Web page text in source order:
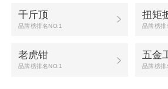
千斤顶
品牌榜排名NO.1
扭矩
品牌榜排
老虎钳
品牌榜排名NO.1
五金
品牌榜排